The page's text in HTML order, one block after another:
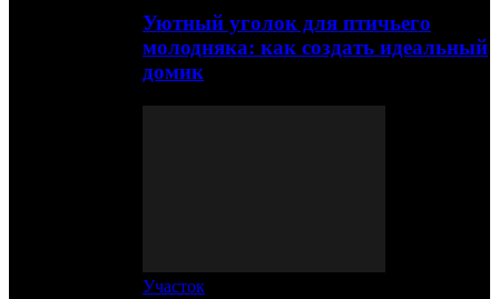
Уютный уголок для птичьего
молодняка: как создать идеальный
домик
Участок